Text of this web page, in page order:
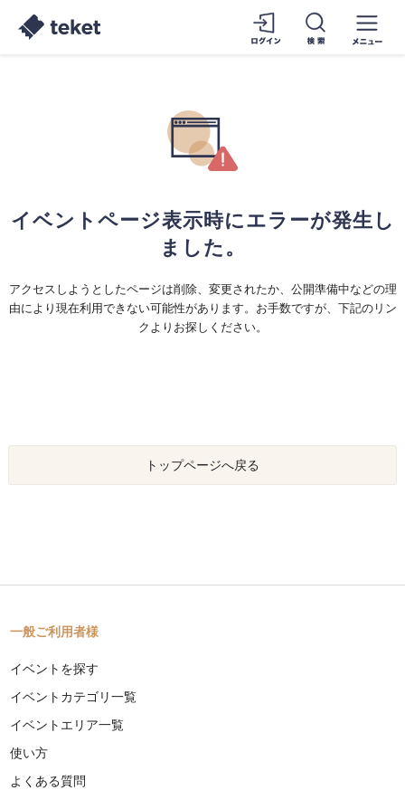
イベントページ表示時にエラーが発生し
ました。
アクセスしようとしたページは削除、変更されたか、公開準備中などの理
由により現在利用できない可能性があります。お手数ですが、下記のリン
クよりお探しください。
トップページへ戻る
一般ご利用者様
イベントを探す
イベントカテゴリ一覧
イベントエリア一覧
使い方
よくある質問